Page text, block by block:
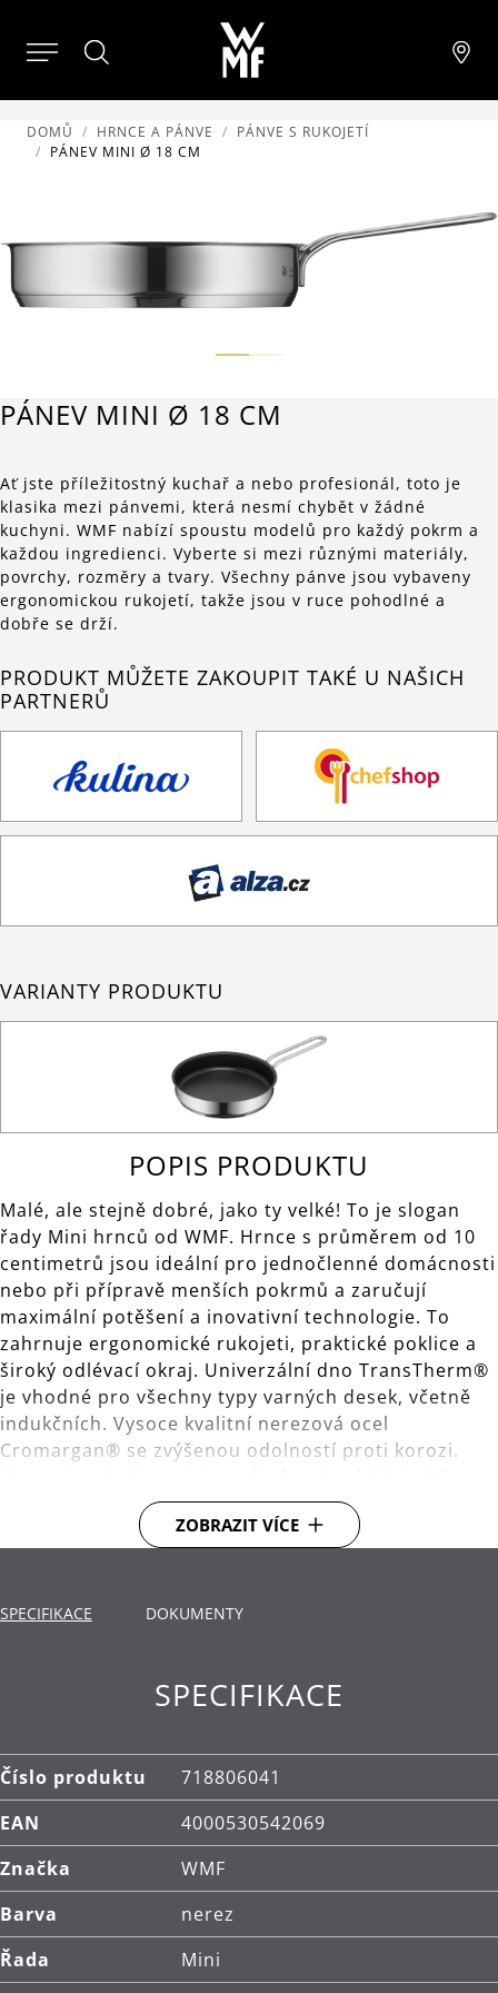
DOMŮ HRNCE A PÁNVE
PÁNVE S RUKOJETÍ
PÁNEV MINI Ø 18 CM
PÁNEV MINI Ø 18 CM
Ať jste příležitostný kuchař a nebo profesionál, toto je
klasika mezi pánvemi, která nesmí chybět v žádné
kuchyni. WMF nabízí spoustu modelů pro každý pokrm a
každou ingredienci. Vyberte si mezi různými materiály,
povrchy, rozměry a tvary. Všechny pánve jsou vybaveny
ergonomickou rukojetí, takže jsou v ruce pohodlné a
dobře se drží.
PRODUKT MŮŽETE ZAKOUPIT TAKÉ U NAŠICH
PARTNERŮ
VARIANTY PRODUKTU
POPIS PRODUKTU
Malé, ale stejně dobré, jako ty velké! To je slogan
řady Mini hrnců od WMF. Hrnce s průměrem od 10
centimetrů jsou ideální pro jednočlenné domácnosti
nebo při přípravě menších pokrmů a zaručují
maximální potěšení a inovativní technologie. To
zahrnuje ergonomické rukojeti, praktické poklice a
široký odlévací okraj. Univerzální dno TransTherm®
je vhodné pro všechny typy varných desek, včetně
indukčních. Vysoce kvalitní nerezová ocel
Cromargan® se zvýšenou odolností proti korozi.
jsou tedy ideální i pro rychlé ohřátí zbytků.
Použití: vhodné pro všechny typy varných desek,
Materiál: vysoce kvalitní nerezová ocel
Čištění: lze mýt v myčce.
ZOBRAZIT VÍCE
SPECIFIKACE DOKUMENTY
SPECIFIKACE
Číslo produktu
718806041
EAN
4000530542069
Značka
WMF
Barva
nerez
Řada
Mini